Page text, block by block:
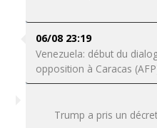
06/08 23:19
Venezuela: début du
opposition à Caracas
Trump a pris un